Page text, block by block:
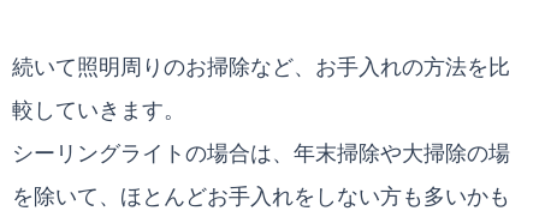
続いて照明周りのお掃除など、お手入れの方法を比
較していきます。
シーリングライトの場合は、年末掃除や大掃除の場
を除いて、ほとんどお手入れをしない方も多いかも